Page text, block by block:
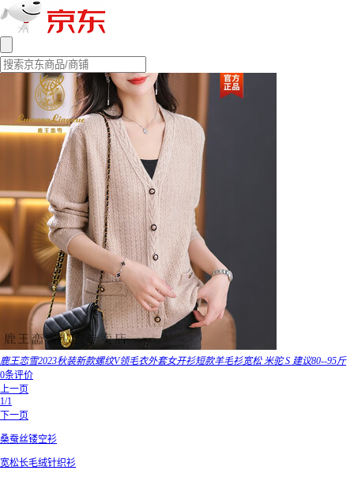
鹿王恋雪2023秋装新款螺纹V领毛衣外套女开衫短款羊毛衫宽松 米驼 S 建议80--95斤
0条评价
上一页
1/1
下一页
桑蚕丝镂空衫
宽松长毛绒针织衫